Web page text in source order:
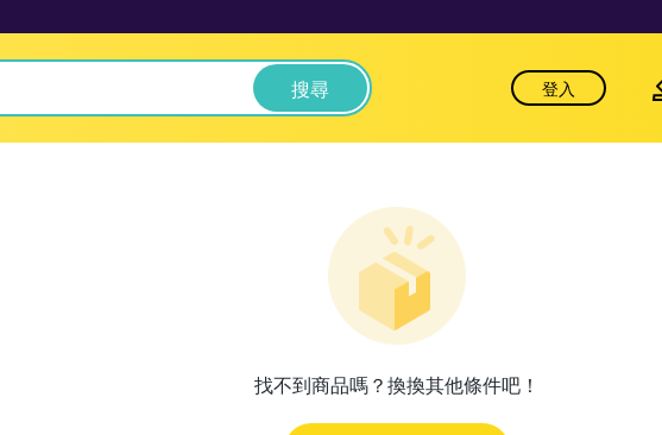
搜尋 登入
找不到商品嗎？換換其他條件吧！